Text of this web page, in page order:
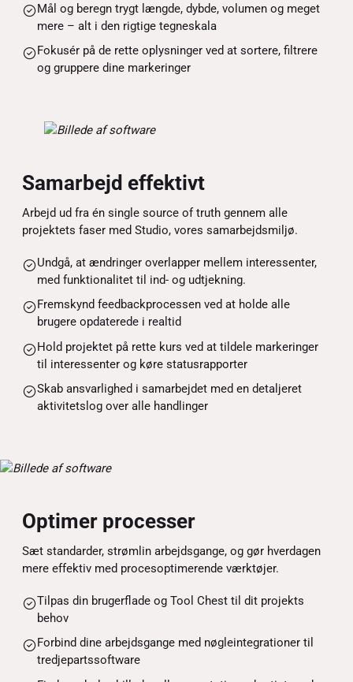
Mål og beregn trygt længde, dybde, volumen og meget
mere – alt i den rigtige tegneskala
Fokusér på de rette oplysninger ved at sortere, filtrere
og gruppere dine markeringer
Samarbejd effektivt
Arbejd ud fra én single source of truth gennem alle
projektets faser med Studio, vores samarbejdsmiljø.
Undgå, at ændringer overlapper mellem interessenter,
med funktionalitet til ind- og udtjekning.
Fremskynd feedbackprocessen ved at holde alle
brugere opdaterede i realtid
Hold projektet på rette kurs ved at tildele markeringer
til interessenter og køre statusrapporter
Skab ansvarlighed i samarbejdet med en detaljeret
aktivitetslog over alle handlinger
Optimer processer
Sæt standarder, strømlin arbejdsgange, og gør hverdagen
mere effektiv med procesoptimerende værktøjer.
Tilpas din brugerflade og Tool Chest til dit projekts
behov
Forbind dine arbejdsgange med nøgleintegrationer til
tredjepartssoftware